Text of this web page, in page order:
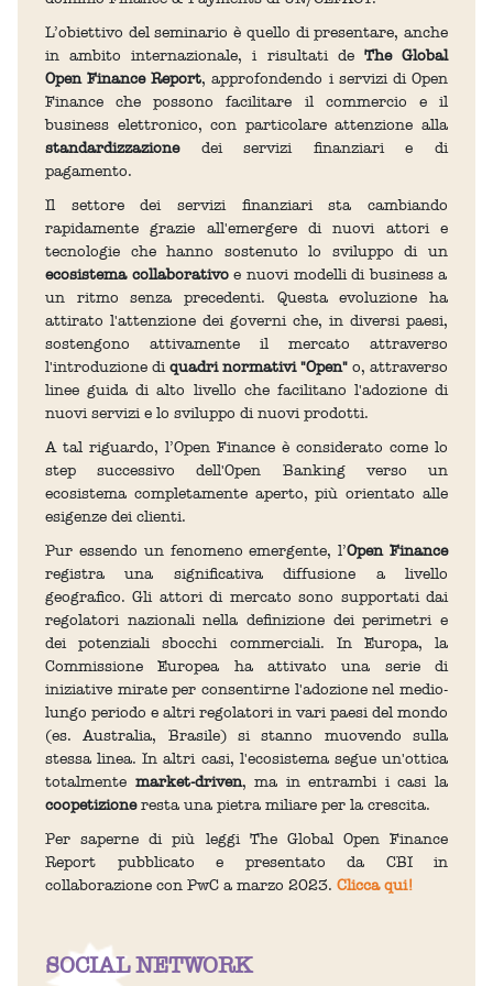
L’obiettivo del seminario è quello di presentare, anche
in ambito internazionale, i risultati de The Global
Open Finance Report, approfondendo i servizi di Open
Finance che possono facilitare il commercio e il
business elettronico, con particolare attenzione alla
standardizzazionedei servizi finanziari e di
pagamento.
Il settore dei servizi finanziari sta cambiando
rapidamente grazie all'emergere di nuovi attori e
tecnologie che hanno sostenuto lo sviluppo di un
ecosistema collaborativoe nuovi modelli di business a
un ritmo senza precedenti. Questa evoluzione ha
attirato l'attenzione dei governi che, in diversi paesi,
sostengono attivamente il mercato attraverso
l'introduzione diquadri normativi "Open" o, attraverso
linee guida di alto livello che facilitano l'adozione di
nuovi servizi e lo sviluppo di nuovi prodotti.​
A tal riguardo, l’Open Finance è considerato come lo
step successivo dell'Open Banking verso un
ecosistema completamente aperto, più orientato alle
esigenze dei clienti.​
Pur essendo un fenomeno emergente, l’Open Finance
registra una significativa diffusione a livello
geografico. Gli attori di mercato sono supportati dai
regolatori nazionali nella definizione dei perimetri e
dei potenziali sbocchi commerciali. In Europa, la
Commissione Europea ha attivato una serie di
iniziative mirate per consentirne l'adozione nel medio-
lungo periodo e altri regolatori in vari paesi del mondo
(es. Australia, Brasile) si stanno muovendo sulla
stessa linea. In altri casi, l'ecosistema segue un'ottica
totalmente market-driven, ma in entrambi i casi la
coopetizioneresta una pietra miliare per la crescita.​
Per saperne di più leggi The Global Open Finance
Report pubblicato e presentato da CBI in
collaborazione con PwC a marzo 2023. Clicca qui!
SOCIAL NETWORK